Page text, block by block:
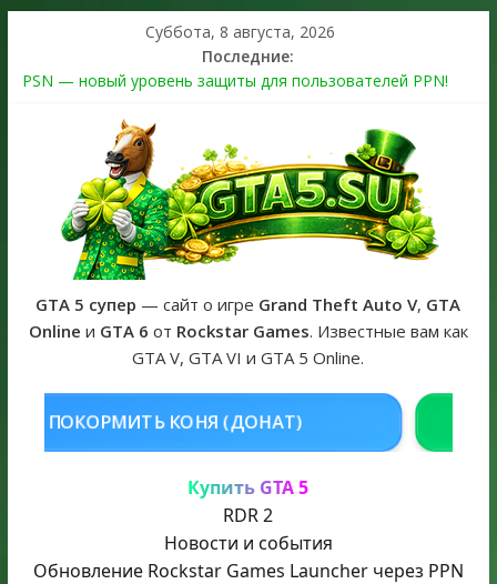
Суббота, 8 августа, 2026
Последние:
PSN — новый уровень защиты для пользователей PPN!
The Kortz Center Heist выйдет в GTA Online уже 14 июля
Регистрация в Rockstar Games Social Club ошибка #1.500.7:
как зарегистрировать аккаунт и войти без проблем в 2026
Получайте особые награды в GTA Online по программе
Fine Art Collector
GTA 6 официальная обложка игры и Предзаказ Grand Theft
Auto VI
GTA 5 супер — сайт о игре Grand Theft Auto V, GTA
Online и GTA 6 от Rockstar Games. Известные вам как
GTA V, GTA VI и GTA 5 Online.
(ДОНАТ) КУПИТЬ GTA 5
Купить GTA 5
RDR 2
Новости и события
Обновление Rockstar Games Launcher через PPN